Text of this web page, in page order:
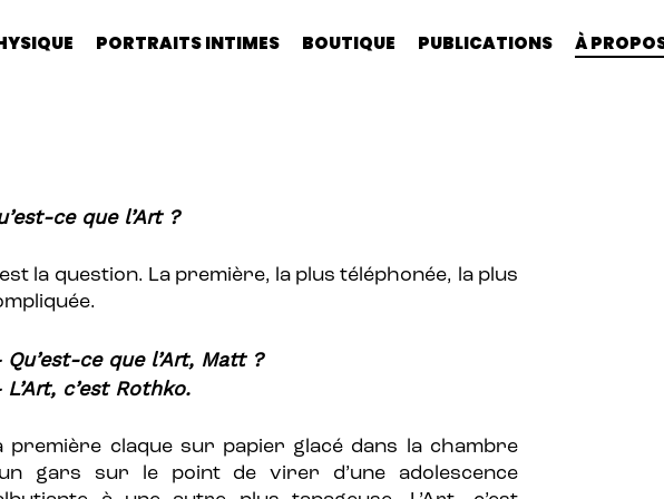
PORTRAITS INTIMES BOUTIQUE PUBLICATIONS À
Cart
ce que l’Art ?
la question. La première, la plus téléphonée, la plus
ce que l’Art, Matt ?
c’est Rothko.
première claque sur papier glacé dans la chambre
gars sur le point de virer d’une adolescence